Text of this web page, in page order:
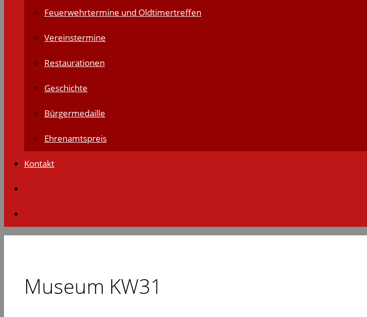
Feuerwehrtermine und Oldtimertreffen
Vereinstermine
Restaurationen
Geschichte
Bürgermedaille
Ehrenamtspreis
Kontakt
Museum KW31